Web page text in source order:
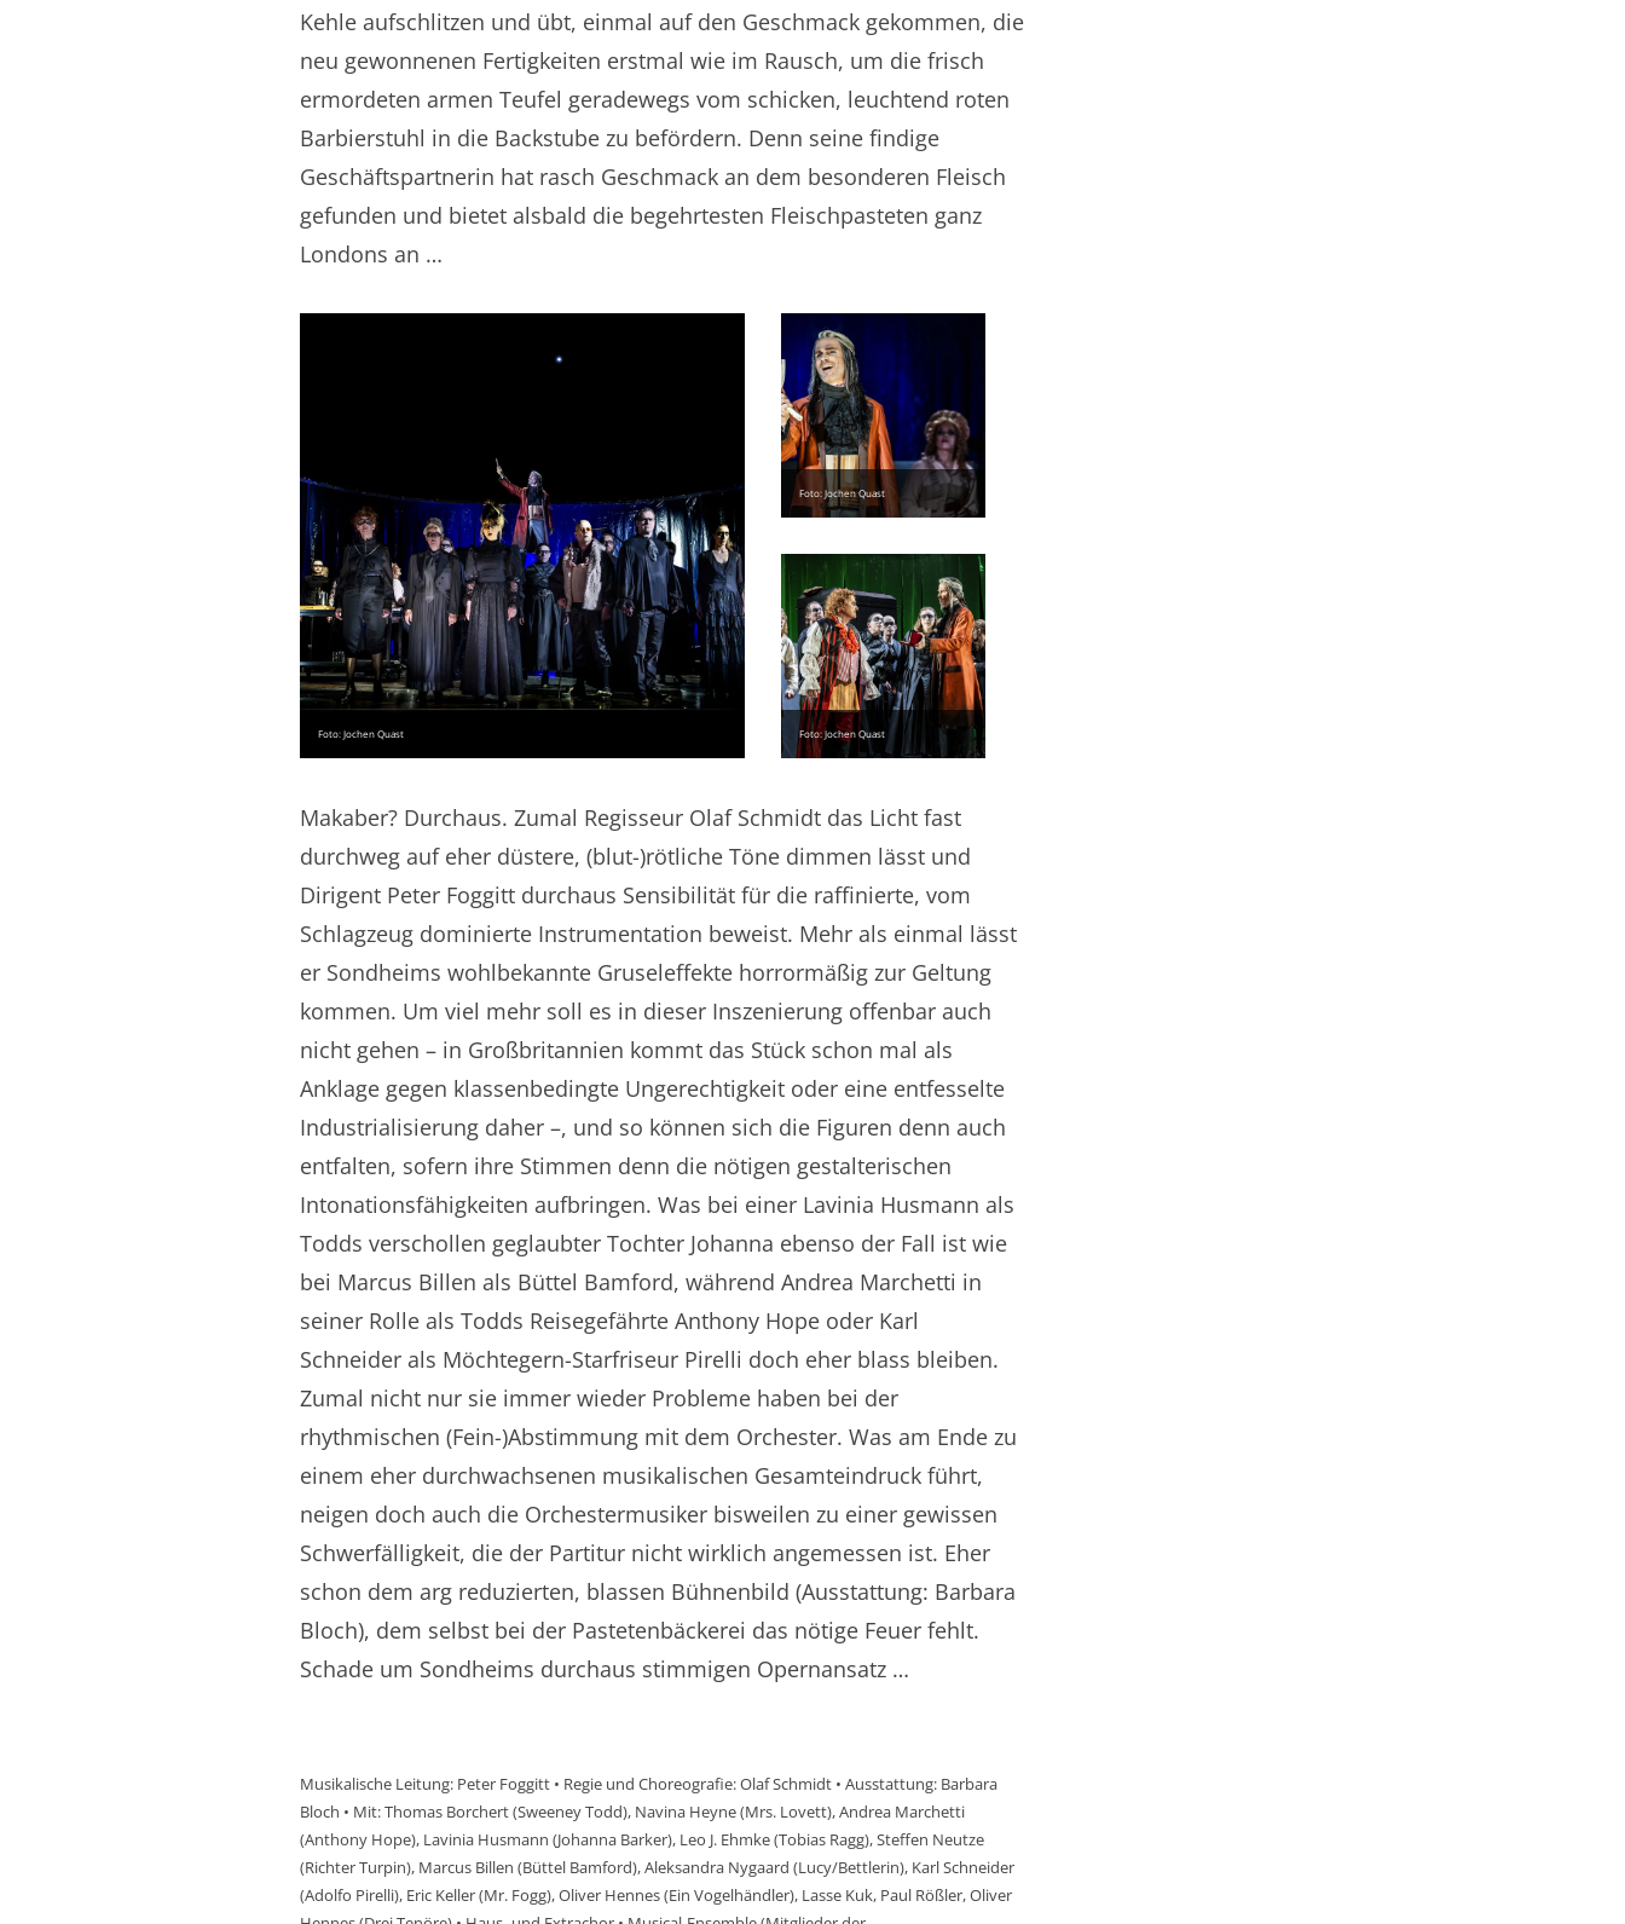
Kehle aufschlitzen und übt, einmal auf den Geschmack gekommen, die
neu gewonnenen Fertigkeiten erstmal wie im Rausch, um die frisch
ermordeten armen Teufel geradewegs vom schicken, leuchtend roten
Barbierstuhl in die Backstube zu befördern. Denn seine findige
Geschäftspartnerin hat rasch Geschmack an dem besonderen Fleisch
gefunden und bietet alsbald die begehrtesten Fleischpasteten ganz
Londons an …
Foto: Jochen Quast
Foto: Jochen Quast
Foto: Jochen Quast
Makaber? Durchaus. Zumal Regisseur Olaf Schmidt das Licht fast
durchweg auf eher düstere, (blut-)rötliche Töne dimmen lässt und
Dirigent Peter Foggitt durchaus Sensibilität für die raffinierte, vom
Schlagzeug dominierte Instrumentation beweist. Mehr als einmal lässt
er Sondheims wohlbekannte Gruseleffekte horrormäßig zur Geltung
kommen. Um viel mehr soll es in dieser Inszenierung offenbar auch
nicht gehen – in Großbritannien kommt das Stück schon mal als
Anklage gegen klassenbedingte Ungerechtigkeit oder eine entfesselte
Industrialisierung daher –, und so können sich die Figuren denn auch
entfalten, sofern ihre Stimmen denn die nötigen gestalterischen
Intonationsfähigkeiten aufbringen. Was bei einer Lavinia Husmann als
Todds verschollen geglaubter Tochter Johanna ebenso der Fall ist wie
bei Marcus Billen als Büttel Bamford, während Andrea Marchetti in
seiner Rolle als Todds Reisegefährte Anthony Hope oder Karl
Schneider als Möchtegern-Starfriseur Pirelli doch eher blass bleiben.
Zumal nicht nur sie immer wieder Probleme haben bei der
rhythmischen (Fein-)Abstimmung mit dem Orchester. Was am Ende zu
einem eher durchwachsenen musikalischen Gesamteindruck führt,
neigen doch auch die Orchestermusiker bisweilen zu einer gewissen
Schwerfälligkeit, die der Partitur nicht wirklich angemessen ist. Eher
schon dem arg reduzierten, blassen Bühnenbild (Ausstattung: Barbara
Bloch), dem selbst bei der Pastetenbäckerei das nötige Feuer fehlt.
Schade um Sondheims durchaus stimmigen Opernansatz …
Musikalische Leitung: Peter Foggitt • Regie und Choreografie: Olaf Schmidt • Ausstattung: Barbara
Bloch • Mit: Thomas Borchert (Sweeney Todd), Navina Heyne (Mrs. Lovett), Andrea Marchetti
(Anthony Hope), Lavinia Husmann (Johanna Barker), Leo J. Ehmke (Tobias Ragg), Steffen Neutze
(Richter Turpin), Marcus Billen (Büttel Bamford), Aleksandra Nygaard (Lucy/Bettlerin), Karl Schneider
(Adolfo Pirelli), Eric Keller (Mr. Fogg), Oliver Hennes (Ein Vogelhändler), Lasse Kuk, Paul Rößler, Oliver